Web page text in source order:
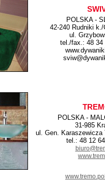
POLSKA -
42-240 Rudniki
ul.
tel./fax.: 48 34
POLSKA -
31-985
ul. Gen. Karaszewicza
tel.: 48 12